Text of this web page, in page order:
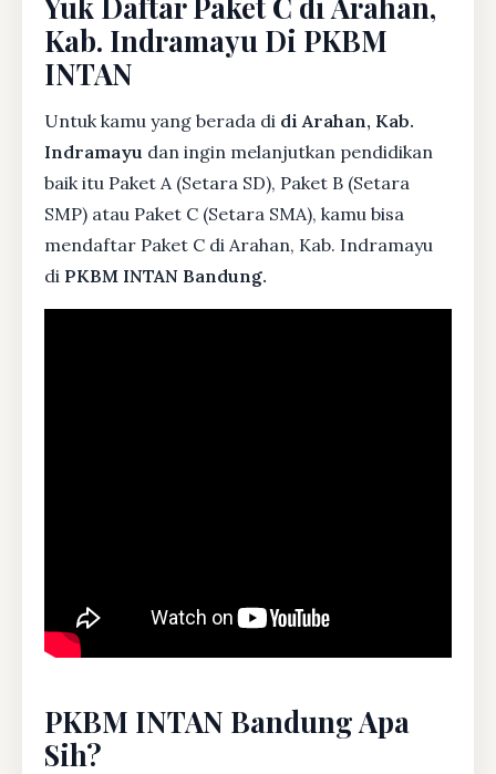
Kab. Indramayu Di PKBM
INTAN
Untuk kamu yang berada di di Arahan, Kab.
Indramayu dan ingin melanjutkan pendidikan
baik itu Paket A (Setara SD), Paket B (Setara
SMP) atau Paket C (Setara SMA), kamu bisa
mendaftar Paket C di Arahan, Kab. Indramayu
di PKBM INTAN Bandung.
PKBM INTAN Bandung Apa
Sih?